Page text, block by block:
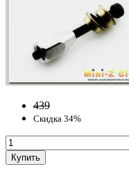
439
Скидка 34%